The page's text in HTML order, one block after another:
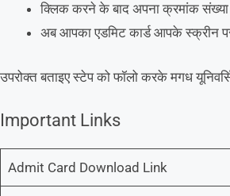
क्लिक करने के बाद अपना क्रमांक संख्या
अब आपका एडमिट कार्ड आपके स्क्रीन
उपरोक्त बताइए स्टेप को फॉलो करके मगध
Important Links
Admit Card Download Link